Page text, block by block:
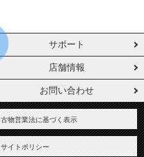
サポート
店舗情報
お問い合わせ
古物営業法に基づく表示
サイトポリシー